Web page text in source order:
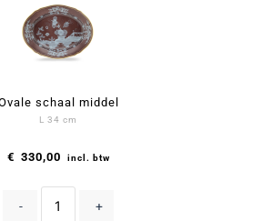
schaal middel
L 34 cm
€ 330,00 incl. btw
- +